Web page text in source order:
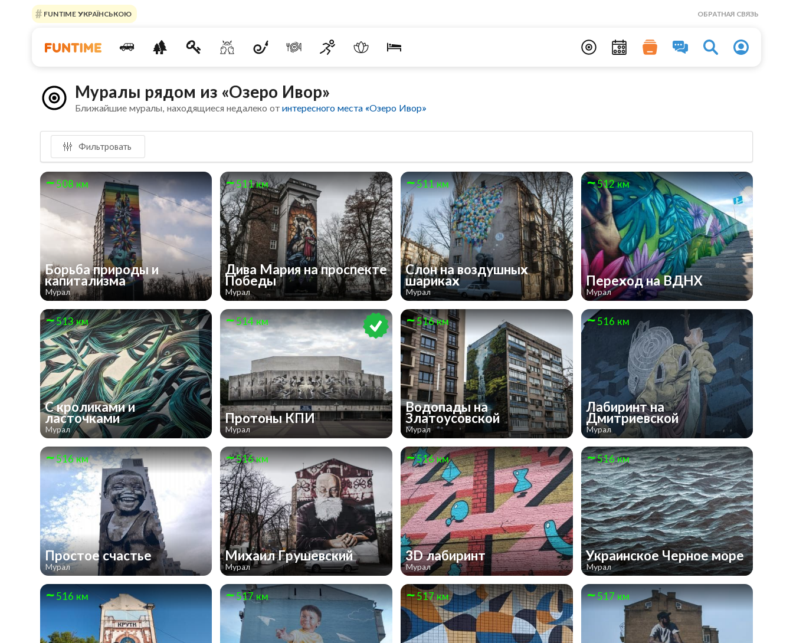
FUNTIME УКРАЇНСЬКОЮ ОБРАТНАЯ СВЯЗЬ
Муралы рядом из «Озеро Ивор»
Ближайшие муралы, находящиеся недалеко отинтересного места «Озеро Ивор»
Фильтровать
508 км
Борьба природы и
капитализма
Мурал
511 км
Дива Мария на проспекте
Победы
Мурал
511 км
Слон на воздушных
шариках
Мурал
512 км
Переход на ВДНХ
Мурал
513 км
С кроликами и
ласточками
Мурал
514 км
Протоны КПИ
Мурал
516 км
Водопады на
Златоусовской
Мурал
516 км
Лабиринт на
Дмитриевской
Мурал
516 км
Простое счастье
Мурал
516 км
Михаил Грушевский
Мурал
516 км
3D лабиринт
Мурал
516 км
Украинское Черное море
Мурал
516 км 517 км 517 км 517 км